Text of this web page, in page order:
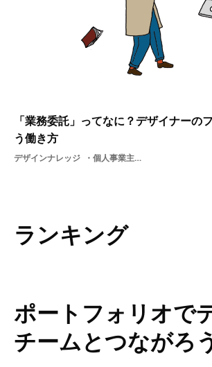
「業務委託」ってなに？デザイナーの
う働き方
デザインナレッジ 個人事業主フリーランス業務委託
ランキング
ポートフォリオで
チームとつながろ